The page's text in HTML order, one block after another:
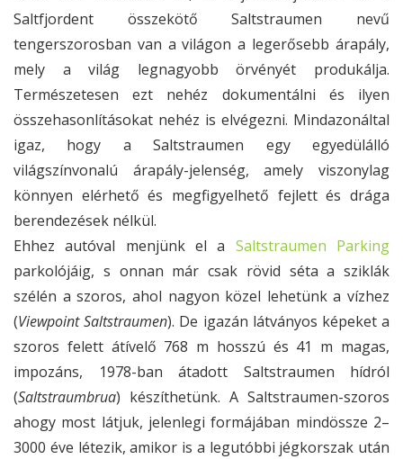
Saltfjordent összekötő Saltstraumen nevű
tengerszorosban van a világon a legerősebb árapály,
mely a világ legnagyobb örvényét produkálja.
Természetesen ezt nehéz dokumentálni és ilyen
összehasonlításokat nehéz is elvégezni. Mindazonáltal
igaz, hogy a Saltstraumen egy egyedülálló
világszínvonalú árapály-jelenség, amely viszonylag
könnyen elérhető és megfigyelhető fejlett és drága
berendezések nélkül.
Ehhez autóval menjünk el a Saltstraumen Parking
parkolójáig, s onnan már csak rövid séta a sziklák
szélén a szoros, ahol nagyon közel lehetünk a vízhez
(Viewpoint Saltstraumen). De igazán látványos képeket a
szoros felett átívelő 768 m hosszú és 41 m magas,
impozáns, 1978-ban átadott Saltstraumen hídról
(Saltstraumbrua) készíthetünk. A Saltstraumen-szoros
ahogy most látjuk, jelenlegi formájában mindössze 2–
3000 éve létezik, amikor is a legutóbbi jégkorszak után